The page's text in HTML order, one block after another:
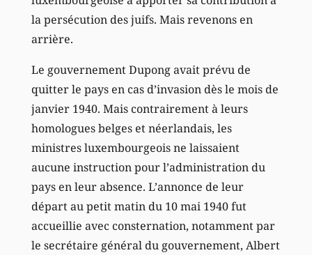
la persécution des juifs. Mais revenons en
arrière.
Le gouvernement Dupong avait prévu de
quitter le pays en cas d’invasion dès le mois de
janvier 1940. Mais contrairement à leurs
homologues belges et néerlandais, les
ministres luxembourgeois ne laissaient
aucune instruction pour l’administration du
pays en leur absence. L’annonce de leur
départ au petit matin du 10 mai 1940 fut
accueillie avec consternation, notamment par
le secrétaire général du gouvernement, Albert